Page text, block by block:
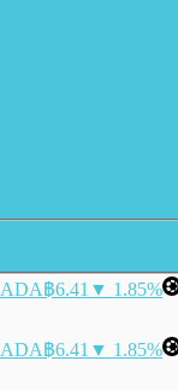
ADA฿6.41 ▼ 1.85%
ADA฿6.41 ▼ 1.85%